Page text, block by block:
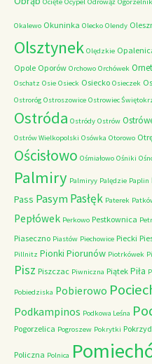
Okalewo Okuninka Olecko Olendy
Olsztynek Olędzkie
Opole Oporów Orchowo Orchówek
Oschatz Osie Osieck Osiecko Osieczek
Ostroróg Ostroszowice Ostrowiec
Ostróda Ostródy Ostrów
Ostrów Wielkopolski Osówka Otorowo
Ościsłowo Ośmiałowo Ośniki
Palmiry Palmiryy Palędzie Paplin
Pass PasymPasłęk Paterek
Pepłówek Perkowo Pestkownica
Piaseczno Piastów Piechowice Piecki
Pillnitz Pionki Piorunów Piotrkówek
Pisz Piszczac Piwniczna Piątek Piła
Pobiedziska Pobierowo
Podkampinos Podkowa Leśna
Pogorzelica Pogroszew Pokrytki
Policzna Polnica